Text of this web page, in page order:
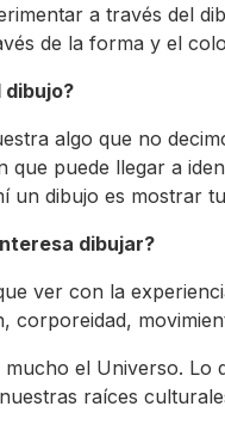
a través del
de la forma y el
dibujo?
algo que no
que puede llegar a
un dibujo es mostrar
dibujar?
ver con la
corporeidad,
mucho el Universo. Lo
raíces